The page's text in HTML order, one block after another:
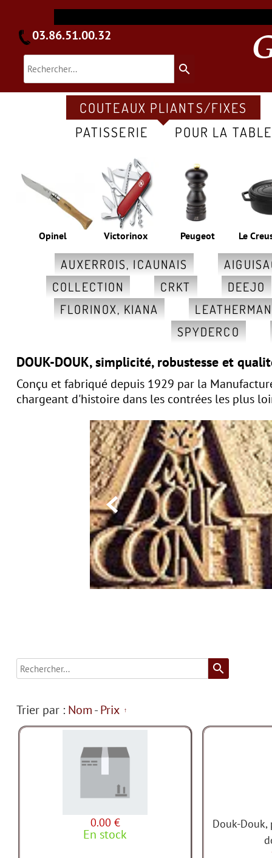
search
AUXERROIS, ICAUNAIS
COLLECTION
CRKT
DEEJO
FLORINOX, KIANA
LEATHERMAN
SPYDERCO
Peugeot Le
Victorinox
Opinel
COUTEAUX PLIANTS/FIXES
PATISSERIE
POUR LA TABLE
03.86.51.00.32
DOUK-DOUK,simplicité, robustesse et
Conçu et fabriqué depuis 1929 par la
chargeant d'histoire dans les contrées les plus

search
Trier par : Nom-Prix
0.00 €
En stock
Douk-Douk,